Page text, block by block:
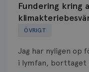
Hej. Oavsett vilken
(men även
uppleva negativ
märke eller annan
vara bra att ha en
ÖVRIGT
Fundering kring
Jag har nyligen op
i lymfan, borttaget
medicin